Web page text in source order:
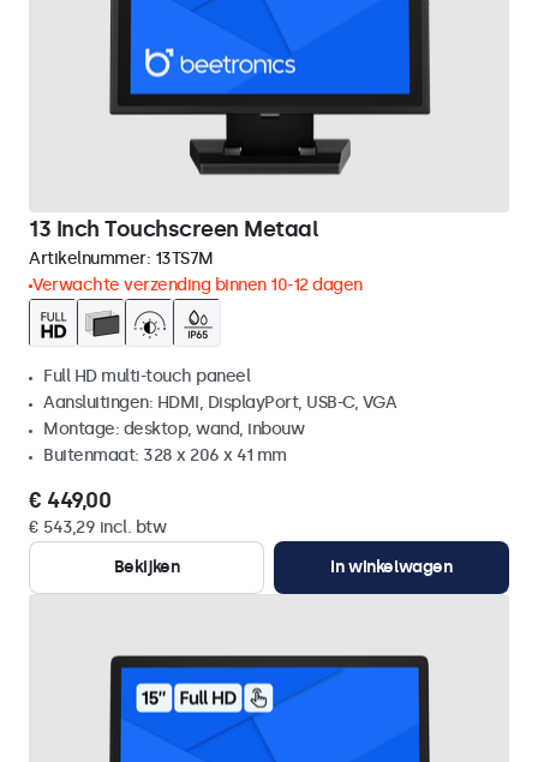
13 Inch Touchscreen Metaal
Artikelnummer: 13TS7M
Verwachte verzending binnen 10-12 dagen
Full HD multi-touch paneel
Aansluitingen: HDMI, DisplayPort, USB-C, VGA
Montage: desktop, wand, inbouw
Buitenmaat: 328 x 206 x 41 mm
€ 449,00
€ 543,29 incl. btw
Bekijken
In winkelwagen